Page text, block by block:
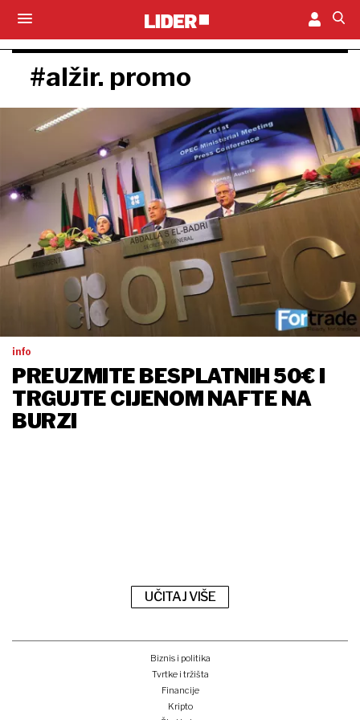
#alžir. promo
info
PREUZMITE BESPLATNIH 50€ I
TRGUJTE CIJENOM NAFTE NA
BURZI
UČITAJ VIŠE
Biznis i politika
Tvrtke i tržišta
Financije
Kripto